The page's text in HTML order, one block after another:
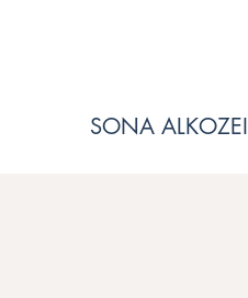
SONA ALKOZEI